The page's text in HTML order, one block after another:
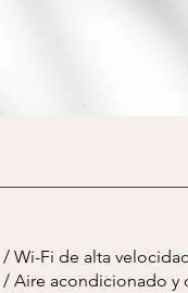
/ Wi-Fi de alta
/ Aire acondicionado y